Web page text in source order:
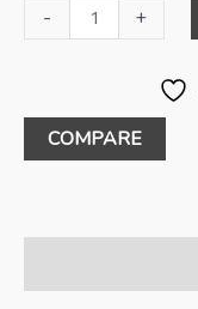
- +
COMPARE